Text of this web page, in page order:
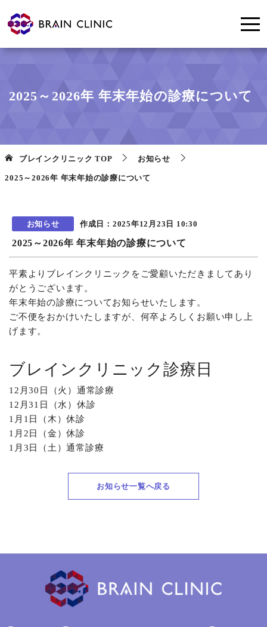
2025～2026年 年末年始の診療について
ブレインクリニック TOP お知らせ
2025～2026年 年末年始の診療について
お知らせ 作成日： 2025年12月23日 10:30
2025～2026年 年末年始の診療について
平素よりブレインクリニックをご愛顧いただきましてあり
がとうございます。
年末年始の診療についてお知らせいたします。
ご不便をおかけいたしますが、何卒よろしくお願い申し上
げます。
ブレインクリニック診療日
12月30日（火）通常診療
12月31日（水）休診
1月1日（木）休診
1月2日（金）休診
1月3日（土）通常診療
お知らせ一覧へ戻る